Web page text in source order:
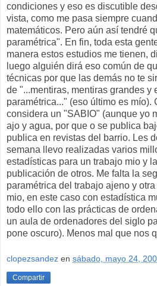
condiciones y eso es discutible
vista, como me pasa siempre
matemáticos. Pero aún así tendré
paramétrica". En fin, toda esta
manera estos estudios me tienen,
luego alguién dirá eso común de
técnicas por que las demás no te
de "...mentiras, mentiras grandes y
paramétrica..." (eso último es mío).
considera un "SABIO" (aunque yo
ajo y agua, por que o se publica
publica en revistas del barrio. Les
semana llevo realizadas varios
estadísticas para un trabajo mio y
publicación de otros. Me falta la
paramétrica del trabajo ajeno y
mio, en este caso con estadística
todo ello con las prácticas de
un aula de ordenadores del siglo
pone oscuro). Menos mal que nos
clopezsandez en sábado, mayo 24,
Compartir